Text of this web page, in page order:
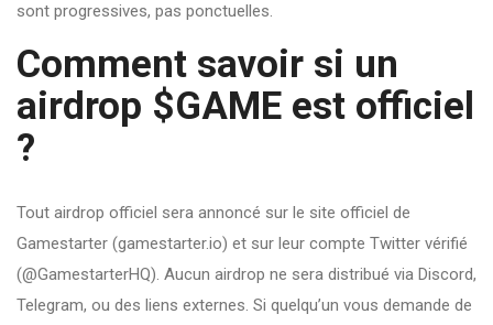
sont progressives, pas ponctuelles.
Comment savoir si un
airdrop $GAME est officiel
?
Tout airdrop officiel sera annoncé sur le site officiel de
Gamestarter (gamestarter.io) et sur leur compte Twitter vérifié
(@GamestarterHQ). Aucun airdrop ne sera distribué via Discord,
Telegram, ou des liens externes. Si quelqu’un vous demande de